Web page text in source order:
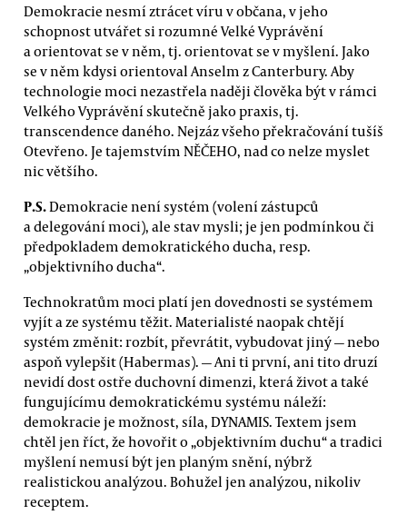
Demokracie nesmí ztrácet víru v občana, v jeho
schopnost utvářet si rozumné Velké Vyprávění
a orientovat se v něm, tj. orientovat se v myšlení. Jako
se v něm kdysi orientoval Anselm z Canterbury. Aby
technologie moci nezastřela naději člověka být v rámci
Velkého Vyprávění skutečně jako praxis, tj.
transcendence daného. Nejzáz všeho překračování tušíš
Otevřeno. Je tajemstvím NĚČEHO, nad co nelze myslet
nic většího.
P.S.Demokracie není systém (volení zástupců
a delegování moci), ale stav mysli; je jen podmínkou či
předpokladem demokratického ducha, resp.
„objektivního ducha“.
Technokratům moci platí jen dovednosti se systémem
vyjít a ze systému těžit. Materialisté naopak chtějí
systém změnit: rozbít, převrátit, vybudovat jiný — nebo
aspoň vylepšit (Habermas). — Ani ti první, ani tito druzí
nevidí dost ostře duchovní dimenzi, která život a také
fungujícímu demokratickému systému náleží:
demokracie je možnost, síla, DYNAMIS. Textem jsem
chtěl jen říct, že hovořit o „objektivním duchu“ a tradici
myšlení nemusí být jen planým snění, nýbrž
realistickou analýzou. Bohužel jen analýzou, nikoliv
receptem.